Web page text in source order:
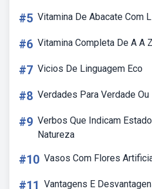
#5 Vitamina De Abacate Com
#6 Vitamina Completa De A A Z
#7 Vicios De Linguagem Eco
#8 Verdades Para Verdade
#9 Verbos Que Indicam
Natureza
#10 Vasos Com Flores
#11 Vantagens E